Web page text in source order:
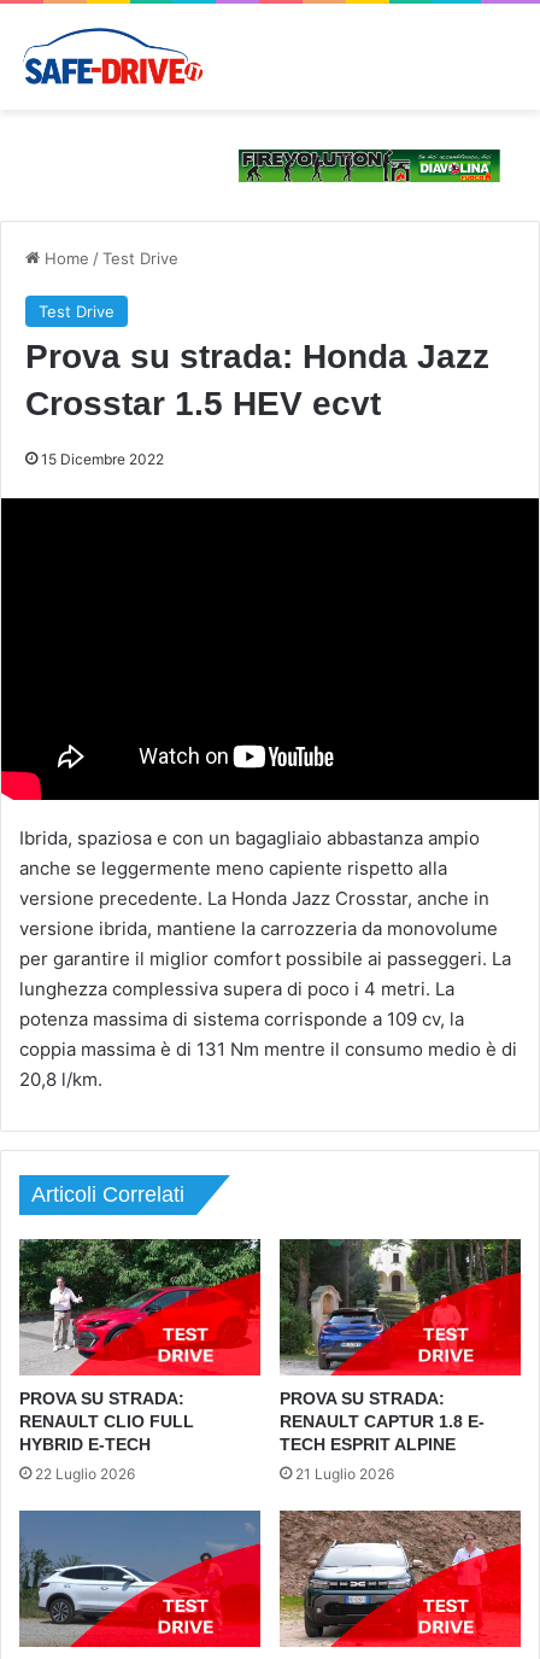
Home /Test Drive
Test Drive
Prova su strada: Honda Jazz
Crosstar 1.5 HEV ecvt
15 Dicembre 2022
Ibrida, spaziosa e con un bagagliaio abbastanza ampio
anche se leggermente meno capiente rispetto alla
versione precedente. La Honda Jazz Crosstar, anche in
versione ibrida, mantiene la carrozzeria da monovolume
per garantire il miglior comfort possibile ai passeggeri. La
lunghezza complessiva supera di poco i 4 metri. La
potenza massima di sistema corrisponde a 109 cv, la
coppia massima è di 131 Nm mentre il consumo medio è di
20,8 l/km.
Articoli Correlati
PROVA SU STRADA:
RENAULT CLIO FULL
HYBRID E-TECH
22 Luglio 2026
PROVA SU STRADA:
RENAULT CAPTUR 1.8 E-
TECH ESPRIT ALPINE
21 Luglio 2026